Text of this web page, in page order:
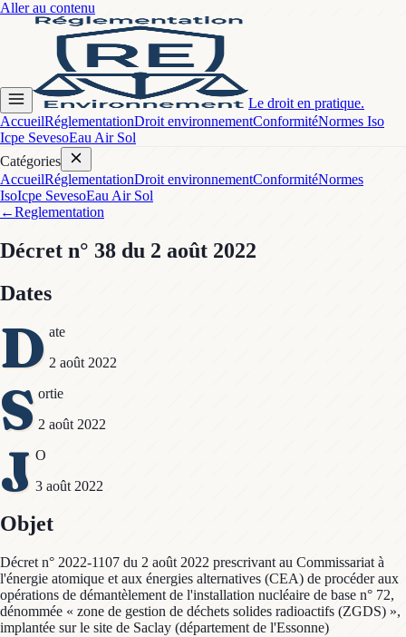
Aller au contenu
Le droit en pratique.
AccueilRéglementationDroit environnementConformitéNormes Iso
Icpe SevesoEau Air Sol
Catégories
AccueilRéglementationDroit environnementConformitéNormes
IsoIcpe SevesoEau Air Sol
←Reglementation
Décret n° 38 du 2 août 2022
Dates
D ate
2 août 2022
S ortie
2 août 2022
J O
3 août 2022
Objet
Décret n° 2022-1107 du 2 août 2022 prescrivant au Commissariat à
l'énergie atomique et aux énergies alternatives (CEA) de procéder aux
opérations de démantèlement de l'installation nucléaire de base n° 72,
dénommée « zone de gestion de déchets solides radioactifs (ZGDS) »,
implantée sur le site de Saclay (département de l'Essonne)